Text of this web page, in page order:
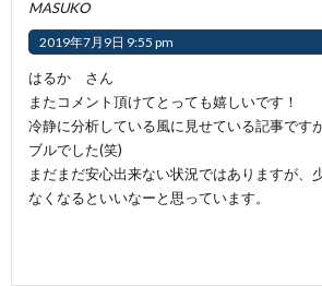
MASUKO
2019年7月9日 9:55 pm
はるか さん
またコメント頂けてとっても嬉しいです！
冷静に分析している風に見せている記事です
ブルでした(笑)
まだまだ安心出来ない状況ではありますが、
なくなるといいなーと思っています。